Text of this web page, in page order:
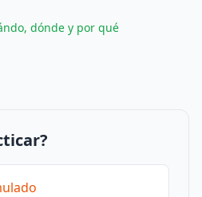
dónde y por qué